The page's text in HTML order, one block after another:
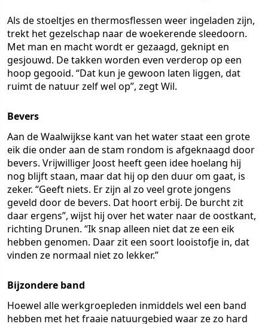
Als de stoeltjes en thermosflessen weer ingeladen zijn,
trekt het gezelschap naar de woekerende sleedoorn.
Met man en macht wordt er gezaagd, geknipt en
gesjouwd. De takken worden even verderop op een
hoop gegooid. “Dat kun je gewoon laten liggen, dat
ruimt de natuur zelf wel op”, zegt Wil.
Bevers
Aan de Waalwijkse kant van het water staat een grote
eik die onder aan de stam rondom is afgeknaagd door
bevers. Vrijwilliger Joost heeft geen idee hoelang hij
nog blijft staan, maar dat hij op den duur om gaat, is
zeker. “Geeft niets. Er zijn al zo veel grote jongens
geveld door de bevers. Dat hoort erbij. De burcht zit
daar ergens”, wijst hij over het water naar de oostkant,
richting Drunen. “Ik snap alleen niet dat ze een eik
hebben genomen. Daar zit een soort looistofje in, dat
vinden ze normaal niet zo lekker.”
Bijzondere band
Hoewel alle werkgroepleden inmiddels wel een band
hebben met het fraaie natuurgebied waar ze zo hard